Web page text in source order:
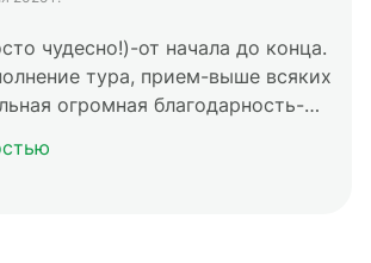
чудесно!)-от начала до конца.
тура, прием-выше всяких
огромная благодарность-
Удачи вам, следующий отпуск-